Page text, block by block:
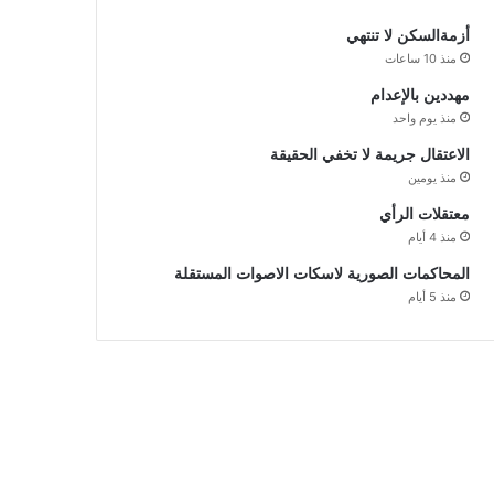
أزمةالسكن لا تنتهي
منذ 10 ساعات
مهددين بالإعدام
منذ يوم واحد
الاعتقال جريمة لا تخفي الحقيقة
منذ يومين
معتقلات الرأي
منذ 4 أيام
المحاكمات الصورية لاسكات الاصوات المستقلة
منذ 5 أيام